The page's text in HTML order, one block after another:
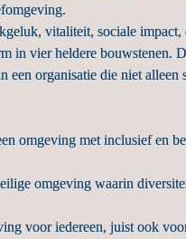
vitaliteit, sociale
in vier heldere bouwstenen.
organisatie die niet alleen
omgeving met inclusief en
omgeving waarin
voor iedereen, juist ook